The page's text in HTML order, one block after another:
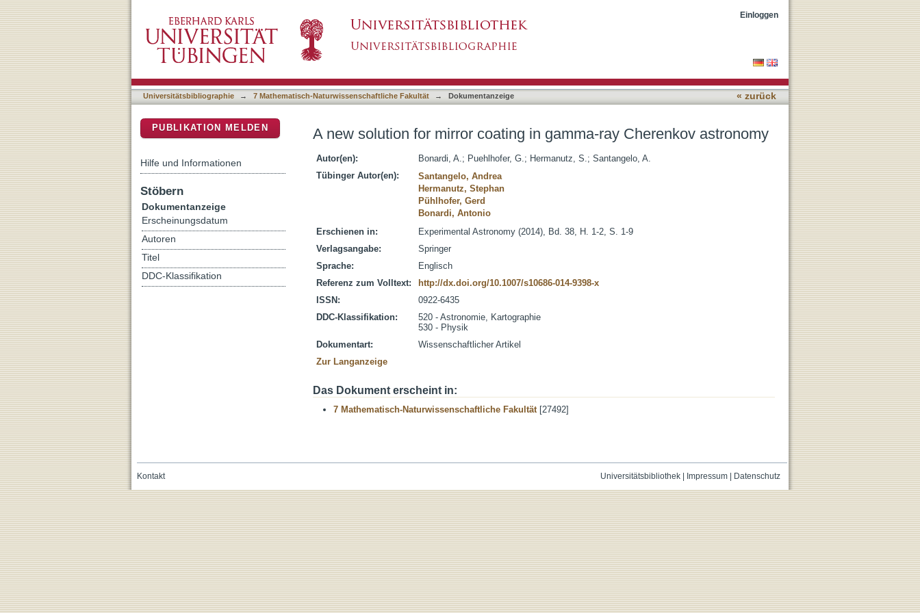
Einloggen
Universitätsbibliographie → 7 Mathematisch-Naturwissenschaftliche Fakultät → Dokumentanzeige « zurück
A new solution for mirror coating in gamma-ray Cherenkov astronomy
Autor(en): Bonardi, A.; Puehlhofer, G.; Hermanutz, S.; Santangelo, A.
Tübinger Autor(en):
Santangelo, Andrea
Hermanutz, Stephan
Pühlhofer, Gerd
Bonardi, Antonio
Erschienen in:
Experimental Astronomy (2014), Bd. 38, H. 1-2, S. 1-9
Verlagsangabe:
Springer
Sprache:
Englisch
Referenz zum Volltext:
http://dx.doi.org/10.1007/s10686-014-9398-x
ISSN:
0922-6435
DDC-Klassifikation:
520 - Astronomie, Kartographie
530 - Physik
Dokumentart:
Wissenschaftlicher Artikel
Zur Langanzeige
Das Dokument erscheint in:
7 Mathematisch-Naturwissenschaftliche Fakultät[27492]
PUBLIKATION MELDEN
Hilfe und Informationen
Stöbern
Dokumentanzeige
Erscheinungsdatum
Autoren
Titel
DDC-Klassifikation
Universitätsbibliothek| Impressum| Datenschutz
Kontakt